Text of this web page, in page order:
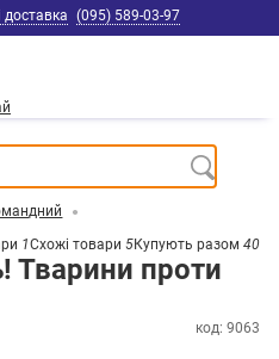
доставка (095) 589-03-97
1Схожі товари5Купують разом40
Тварини проти
код: 9063